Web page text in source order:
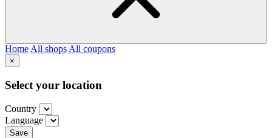
Home All shops All coupons
×
Select your location
Country
Language
Save